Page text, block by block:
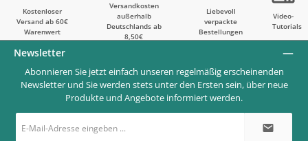
Kostenloser
Versand ab 60€
Warenwert
Versandkosten
außerhalb
Deutschlands ab
8,50€
Liebevoll
verpackte
Bestellungen
Video-
Tutorials
Newsletter
Abonnieren Sie jetzt einfach unseren regelmäßig erscheinenden
Newsletter und Sie werden stets unter den Ersten sein, über neue
Produkte und Angebote informiert werden.
Mail-